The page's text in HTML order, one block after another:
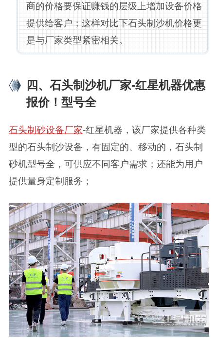
商的价格要保证赚钱的层级上增加设备价格
提供给客户；这样对比下石头制沙机价格更
是与厂家类型紧密相关。
四、石头制沙机厂家-红星机器优惠
报价！型号全
石头制砂设备厂家-红星机器，该厂家提供各种类
型的石头制沙设备，有固定的、移动的，石头制
砂机型号全，可供应不同客户需求；还能为用户
提供量身定制服务；